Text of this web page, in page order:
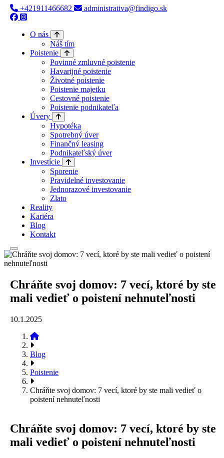
+421911466682 administrativa@findigo.sk
O nás
Náš tím
Poistenie
Povinné zmluvné poistenie
Havarijné poistenie
Životné poistenie
Poistenie majetku
Cestovné poistenie
Poistenie podnikateľa
Úvery
Hypotéka
Spotrebný úver
Finančný leasing
Podnikateľský úver
Investície
Sporenie
Pravidelné investovanie
Jednorazové investovanie
Zlato
Reality
Kariéra
Blog
Kontakt
Chráňte svoj domov: 7 vecí, ktoré by ste
mali vedieť o poistení nehnuteľnosti
10.1.2025
Blog
Poistenie
Chráňte svoj domov: 7 vecí, ktoré by ste mali vedieť o
poistení nehnuteľnosti
Chráňte svoj domov: 7 vecí, ktoré by ste
mali vedieť o poistení nehnuteľnosti